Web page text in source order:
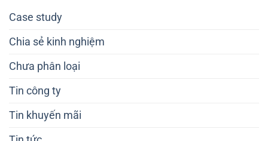
Case study
Chia sẻ kinh nghiệm
Chưa phân loại
Tin công ty
Tin khuyến mãi